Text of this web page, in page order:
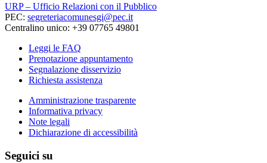
URP – Ufficio Relazioni con il Pubblico
PEC: segreteriacomunesgi@pec.it
Centralino unico: +39 07765 49801
Leggi le FAQ
Prenotazione appuntamento
Segnalazione disservizio
Richiesta assistenza
Amministrazione trasparente
Informativa privacy
Note legali
Dichiarazione di accessibilità
Seguici su